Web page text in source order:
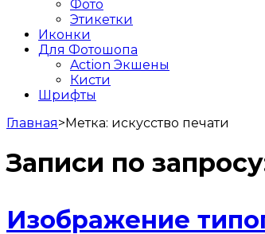
Фото
Этикетки
Иконки
Для Фотошопа
Action Экшены
Кисти
Шрифты
Главная>Метка: искусство печати
Записи по
Изображение